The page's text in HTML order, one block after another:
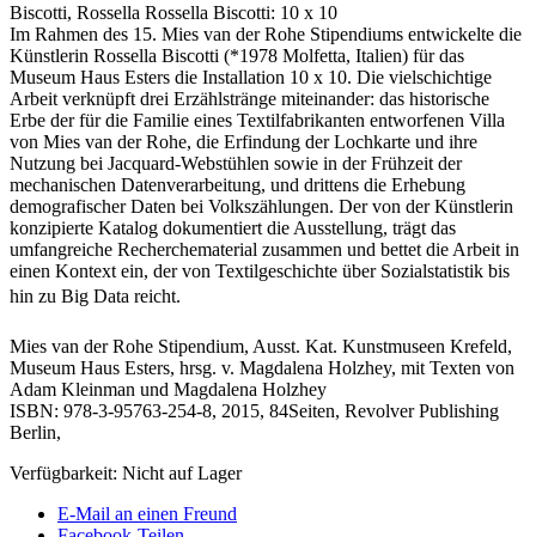
Biscotti, Rossella Rossella Biscotti: 10 x 10
Im Rahmen des 15. Mies van der Rohe Stipendiums entwickelte die
Künstlerin Rossella Biscotti (*1978 Molfetta, Italien) für das
Museum Haus Esters die Installation 10 x 10. Die vielschichtige
Arbeit verknüpft drei Erzählstränge miteinander: das historische
Erbe der für die Familie eines Textilfabrikanten entworfenen Villa
von Mies van der Rohe, die Erfindung der Lochkarte und ihre
Nutzung bei Jacquard-Webstühlen sowie in der Frühzeit der
mechanischen Datenverarbeitung, und drittens die Erhebung
demografischer Daten bei Volkszählungen. Der von der Künstlerin
konzipierte Katalog dokumentiert die Ausstellung, trägt das
umfangreiche Recherchematerial zusammen und bettet die Arbeit in
einen Kontext ein, der von Textilgeschichte über Sozialstatistik bis
hin zu Big Data reicht.
Mies van der Rohe Stipendium, Ausst. Kat. Kunstmuseen Krefeld,
Museum Haus Esters, hrsg. v. Magdalena Holzhey, mit Texten von
Adam Kleinman und Magdalena Holzhey
ISBN: 978-3-95763-254-8, 2015, 84Seiten, Revolver Publishing
Berlin,
Verfügbarkeit: Nicht auf Lager
E-Mail an einen Freund